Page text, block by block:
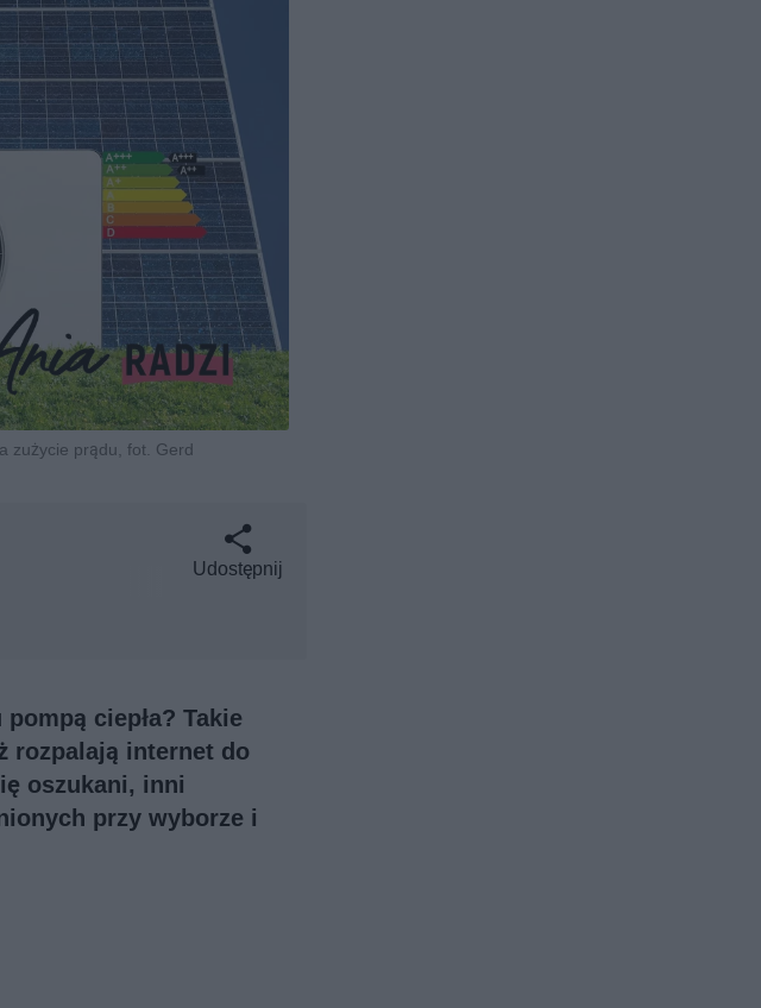
zużycie prądu, fot. Gerd
Udostępnij
ciepła? Takie
rozpalają internet do
oszukani, inni
przy wyborze i